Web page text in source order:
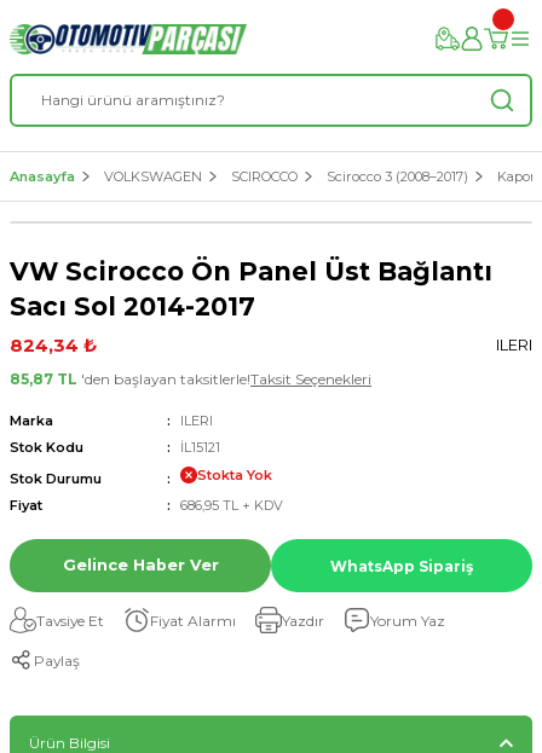
Anasayfa VOLKSWAGEN SCIROCCO Scirocco 3 (2008–2017)
VW Scirocco Ön Panel Üst Bağlantı
Sacı Sol 2014-2017
824,34 ₺
ILERI
85,87 TL 'den başlayan taksitlerle!Taksit Seçenekleri
Marka
ILERI
Stok Kodu
İL15121
Stok Durumu
Stokta Yok
Fiyat
686,95 TL + KDV
Gelince Haber Ver WhatsApp Sipariş
Tavsiye Et Fiyat Alarmı Yazdır Yorum Yaz
Paylaş
Ürün Bilgisi